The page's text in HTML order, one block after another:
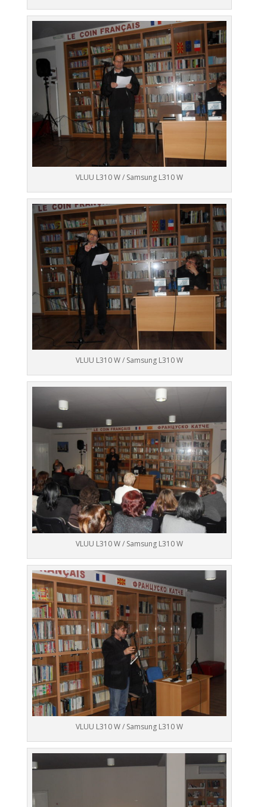
VLUU L310 W / Samsung L310 W
VLUU L310 W / Samsung L310 W
VLUU L310 W / Samsung L310 W
VLUU L310 W / Samsung L310 W